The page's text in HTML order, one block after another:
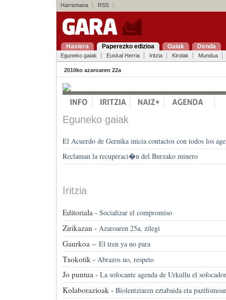
Harremana RSS
Hasiera Paperezko edizioa Gaiak Denda
Eguneko gaiak Euskal Herria Iritzia Kirolak Mundua
2010ko azaroaren 22a
Eguneko gaiak
El Acuerdo de Gernika inicia contactos con todos los
Reclaman la recuperaci�n del Burzako minero
Iritzia
Editoriala - Socializar el compromiso
Zirikazan - Azaroaren 25a, zilegi
Gaurkoa -- El tren ya no para
Txokotik - Abrazos no, respeto
Jo puntua - La sofocante agenda de Urkullu el sofocador
Kolaborazioak - Biolentziaren eztabaida eta